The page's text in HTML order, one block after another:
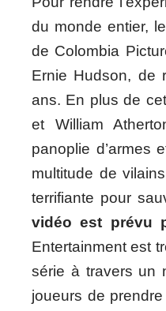
du monde entier,
de Colombia
Ernie Hudson, de
ans. En plus de
et William
panoplie d’armes
multitude de
terrifiante pour
vidéo est prévu
Entertainment est
série à travers un
joueurs de